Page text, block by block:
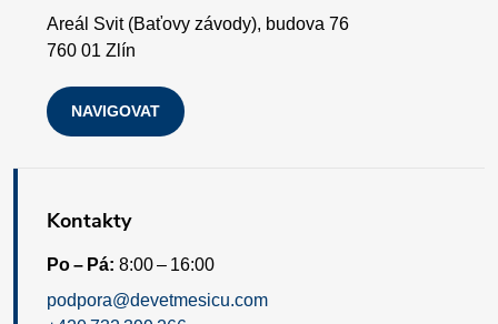
Areál Svit (Baťovy závody), budova 76
760 01 Zlín
NAVIGOVAT
Kontakty
Po – Pá: 8:00 – 16:00
podpora@devetmesicu.com